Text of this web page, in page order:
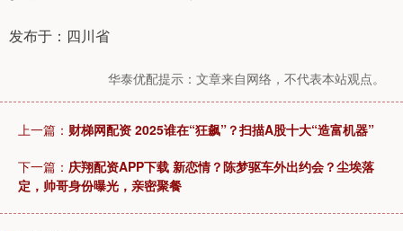
发布于：四川省
华泰优配提示：文章来自网络，不代表本站观点。
上一篇： 财梯网配资 2025谁在“狂飙”？扫描A股十大“造富机器”
下一篇： 庆翔配资APP下载 新恋情？陈梦驱车外出约会？尘埃落
定，帅哥身份曝光，亲密聚餐